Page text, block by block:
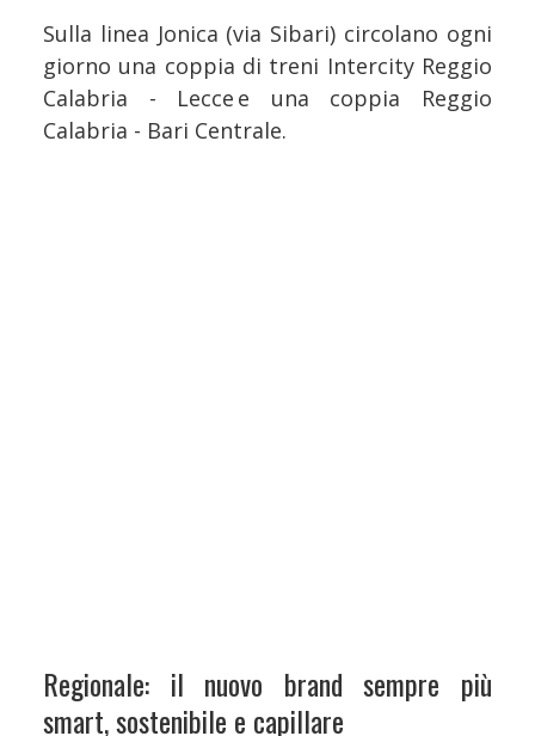
Sulla linea Jonica (via Sibari) circolano ogni
giorno una coppia di treni Intercity Reggio
Calabria - Lecce e una coppia Reggio
Calabria - Bari Centrale.
Regionale: il nuovo brand sempre più
smart, sostenibile e capillare